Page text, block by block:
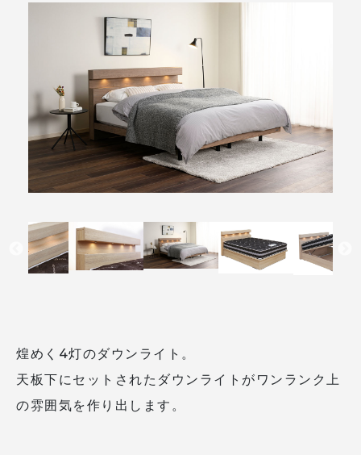
煌めく4灯のダウンライト。
天板下にセットされたダウンライトがワンランク上
の雰囲気を作り出します。